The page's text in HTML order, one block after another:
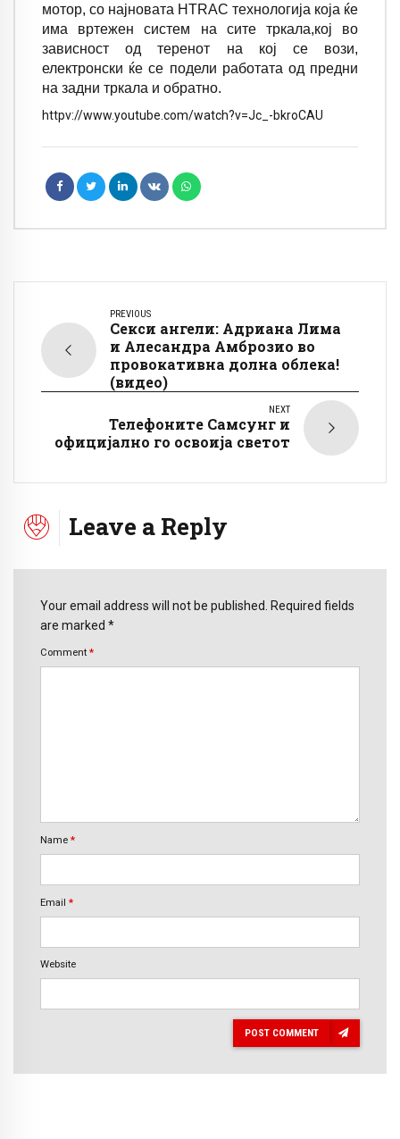
мотор, со најновата HTRAC технологија која ќе
има вртежен систем на сите тркала,кој во
зависност од теренот на кој се вози,
електронски ќе се подели работата од предни
на задни тркала и обратно.
httpv://www.youtube.com/watch?v=Jc_-bkroCAU
PREVIOUS
Секси ангели: Адриана Лима
и Алесандра Амброзио во
провокативна долна облека!
(видео)
NEXT
Телефоните Самсунг и
официјално го освоија светот
Leave a Reply
Your email address will not be published. Required fields
are marked *
Comment *
Name *
Email *
Website
POST COMMENT